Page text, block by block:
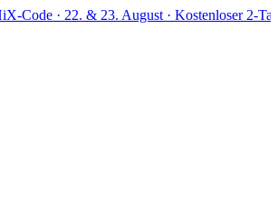
· 22. & 23. August · Kostenloser 2-